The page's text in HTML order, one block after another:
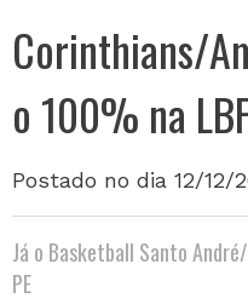
Corinthians/
o 100% na
Postado no dia 12/12/
Já o Basketball Santo
PE